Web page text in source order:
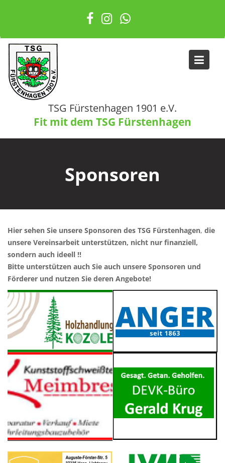
TSG Fürstenhagen 1901 e.V.
Fit mit dem TSG Fürstenhagen
Sponsoren
Hier sehen Sie unsere Sponsoren des TSG Fürstenhagen, die
unsere Vereinsarbeit unterstützen, nicht nur finanziell,
sondern auch ideell !!
Bitte unterstützen auch Sie auch unsere Sponsoren und
Förderer und nutzen Sie deren Angebote!